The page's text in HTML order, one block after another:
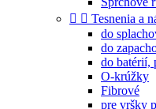
  Tesnenia a
do
do
do batérií,
O-krúžky
Fibrové
pre vršky